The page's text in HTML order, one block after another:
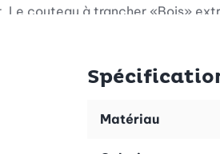
couteau à trancher «Bois»
Matériau